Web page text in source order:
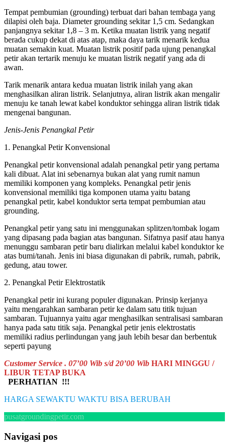
Tempat pembumian (grounding) terbuat dari bahan tembaga yang
dilapisi oleh baja. Diameter grounding sekitar 1,5 cm. Sedangkan
panjangnya sekitar 1,8 – 3 m. Ketika muatan listrik yang negatif
berada cukup dekat di atas atap, maka daya tarik menarik kedua
muatan semakin kuat. Muatan listrik positif pada ujung penangkal
petir akan tertarik menuju ke muatan listrik negatif yang ada di
awan.
Tarik menarik antara kedua muatan listrik inilah yang akan
menghasilkan aliran listrik. Selanjutnya, aliran listrik akan mengalir
menuju ke tanah lewat kabel konduktor sehingga aliran listrik tidak
mengenai bangunan.
Jenis-Jenis Penangkal Petir
1. Penangkal Petir Konvensional
Penangkal petir konvensional adalah penangkal petir yang pertama
kali dibuat. Alat ini sebenarnya bukan alat yang rumit namun
memiliki komponen yang kompleks. Penangkal petir jenis
konvensional memiliki tiga komponen utama yaitu batang
penangkal petir, kabel konduktor serta tempat pembumian atau
grounding.
Penangkal petir yang satu ini menggunakan splitzen/tombak logam
yang dipasang pada bagian atas bangunan. Sifatnya pasif atau hanya
menunggu sambaran petir baru dialirkan melalui kabel konduktor ke
atas bumi/tanah. Jenis ini biasa digunakan di pabrik, rumah, pabrik,
gedung, atau tower.
2. Penangkal Petir Elektrostatik
Penangkal petir ini kurang populer digunakan. Prinsip kerjanya
yaitu mengarahkan sambaran petir ke dalam satu titik tujuan
sambaran. Tujuannya yaitu agar menghasilkan sentralisasi sambaran
hanya pada satu titik saja. Penangkal petir jenis elektrostatis
memiliki radius perlindungan yang jauh lebih besar dan berbentuk
seperti payung
Customer Service . 07’00 Wib s/d 20’00 Wib HARI MINGGU /
LIBUR TETAP BUKA
PERHATIAN !!!
HARGA SEWAKTU WAKTU BISA BERUBAH
pusatgroundingpetir.com
Navigasi pos